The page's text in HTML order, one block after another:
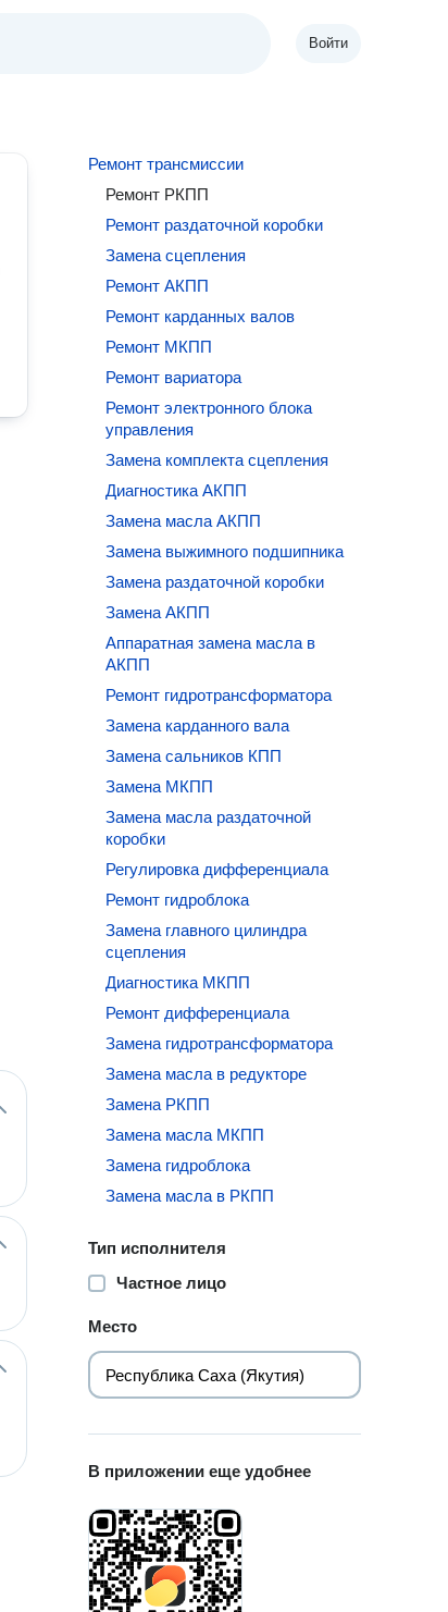
Войти
Ремонт трансмиссии
Ремонт РКПП
Ремонт раздаточной коробки
Замена сцепления
Ремонт АКПП
Ремонт карданных валов
Ремонт МКПП
Ремонт вариатора
Ремонт электронного блока
управления
Замена комплекта сцепления
Диагностика АКПП
Замена масла АКПП
Замена выжимного подшипника
Замена раздаточной коробки
Замена АКПП
Аппаратная замена масла в
АКПП
Ремонт гидротрансформатора
Замена карданного вала
Замена сальников КПП
Замена МКПП
Замена масла раздаточной
коробки
Регулировка дифференциала
Ремонт гидроблока
Замена главного цилиндра
сцепления
Диагностика МКПП
Ремонт дифференциала
Замена гидротрансформатора
Замена масла в редукторе
Замена РКПП
Замена масла МКПП
Замена гидроблока
Замена масла в РКПП
Тип исполнителя
Частное лицо
Место
В приложении еще удобнее